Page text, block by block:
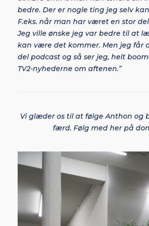
bedre. Der er nogle ting jeg selv
F.eks. når man har været en stor
Jeg ville ønske jeg var bedre til at
kan være det kommer. Men jeg får
del podcast og så ser jeg, helt
TV2-nyhederne om aftenen.”
Vi glæder os til at følge Anthon og
færd. Følg med her på